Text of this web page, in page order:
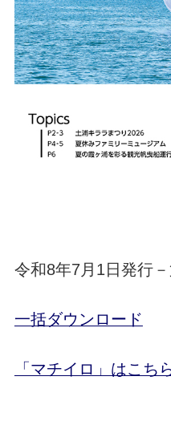
令和8年7月1日発行
一括ダウンロード
「マチイロ」はこち